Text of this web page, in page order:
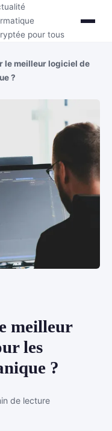
pour tous
le meilleur logiciel de
?
meilleur
les
?
de lecture